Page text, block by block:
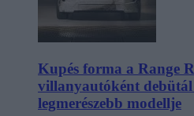
Kupés forma a Range
villanyautóként
legmerészebb modellje